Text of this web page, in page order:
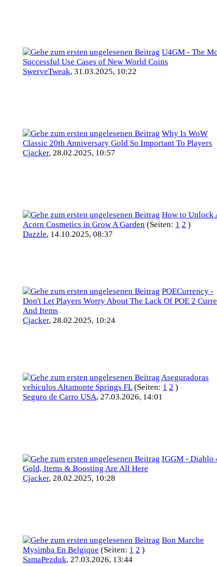
U4GM - The
Successful Use Cases of New World Coins
SwerveTweak, 31.03.2025, 10:22
Why Is WoW
Classic 20th Anniversary Gold So Important To Players
Cjacker, 28.02.2025, 10:57
How to Unlock
Acorn Cosmetics in Grow A Garden (Seiten: 1 2 )
Dazzle, 14.10.2025, 08:37
POECurrency -
Don't Let Players Worry About The Lack Of POE 2
And Items
Cjacker, 28.02.2025, 10:24
Aseguradoras
vehiculos Altamonte Springs FL (Seiten: 1 2 )
Seguro de Carro USA, 27.03.2026, 14:01
IGGM - Diablo
Gold, Items & Boosting Are All Here
Cjacker, 28.02.2025, 10:28
Bon Marche
Mysimba En Belgique (Seiten: 1 2 )
SamaPezduk, 27.03.2026, 13:44